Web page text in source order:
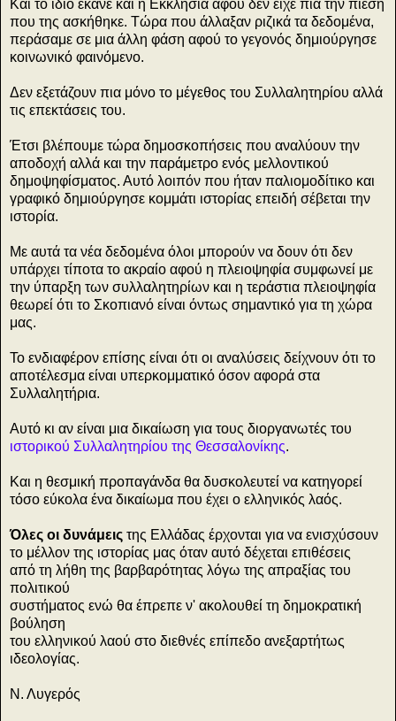
Και το ίδιο έκανε και η Εκκλησία αφού δεν είχε πια την πίεση
που της ασκήθηκε. Τώρα που άλλαξαν ριζικά τα δεδομένα,
περάσαμε σε μια άλλη φάση αφού το γεγονός δημιούργησε
κοινωνικό φαινόμενο.
Δεν εξετάζουν πια μόνο το μέγεθος του Συλλαλητηρίου αλλά
τις επεκτάσεις του.
Έτσι βλέπουμε τώρα δημοσκοπήσεις που αναλύουν την
αποδοχή αλλά και την παράμετρο ενός μελλοντικού
δημοψηφίσματος. Αυτό λοιπόν που ήταν παλιομοδίτικο και
γραφικό δημιούργησε κομμάτι ιστορίας επειδή σέβεται την
ιστορία.
Με αυτά τα νέα δεδομένα όλοι μπορούν να δουν ότι δεν
υπάρχει τίποτα το ακραίο αφού η πλειοψηφία συμφωνεί με
την ύπαρξη των συλλαλητηρίων και η τεράστια πλειοψηφία
θεωρεί ότι το Σκοπιανό είναι όντως σημαντικό για τη χώρα
μας.
Το ενδιαφέρον επίσης είναι ότι οι αναλύσεις δείχνουν ότι το
αποτέλεσμα είναι υπερκομματικό όσον αφορά στα
Συλλαλητήρια.
Αυτό κι αν είναι μια δικαίωση για τους διοργανωτές του
ιστορικού Συλλαλητηρίου της Θεσσαλονίκης.
Και η θεσμική προπαγάνδα θα δυσκολευτεί να κατηγορεί
τόσο εύκολα ένα δικαίωμα που έχει ο ελληνικός λαός.
Όλες οι δυνάμεις της Ελλάδας έρχονται για να ενισχύσουν
το μέλλον της ιστορίας μας όταν αυτό δέχεται επιθέσεις
από τη λήθη της βαρβαρότητας λόγω της απραξίας του
πολιτικού
συστήματος ενώ θα έπρεπε ν' ακολουθεί τη δημοκρατική
βούληση
του ελληνικού λαού στο διεθνές επίπεδο ανεξαρτήτως
ιδεολογίας.
Ν. Λυγερός